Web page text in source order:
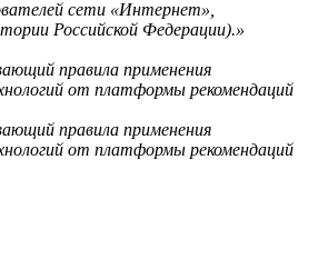
сети «Интернет»,
Российской Федерации).»
правила применения
от платформы рекомендаций
правила применения
от платформы рекомендаций